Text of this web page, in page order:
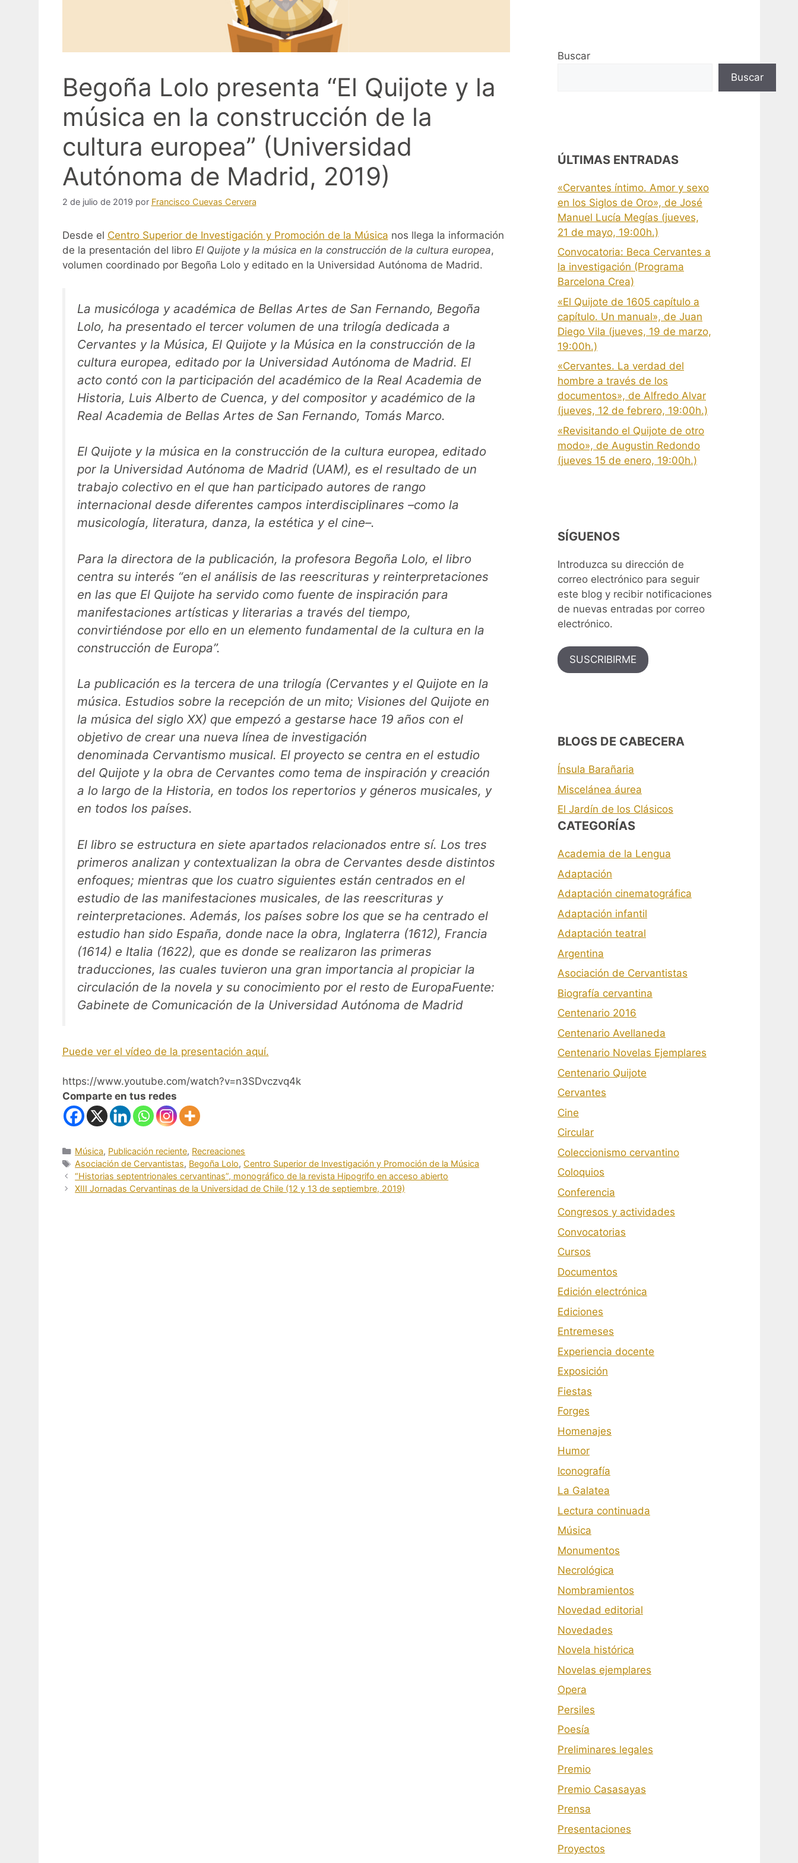
Begoña Lolo presenta “El Quijote y la
música en la construcción de la
cultura europea” (Universidad
Autónoma de Madrid, 2019)
2 de julio de 2019 por Francisco Cuevas Cervera
Desde el Centro Superior de Investigación y Promoción de la Música nos llega la información
de la presentación del libro El Quijote y la música en la construcción de la cultura europea,
volumen coordinado por Begoña Lolo y editado en la Universidad Autónoma de Madrid.
La musicóloga y académica de Bellas Artes de San Fernando, Begoña
Lolo, ha presentado el tercer volumen de una trilogía dedicada a
Cervantes y la Música, El Quijote y la Música en la construcción de la
cultura europea, editado por la Universidad Autónoma de Madrid. El
acto contó con la participación del académico de la Real Academia de
Historia, Luis Alberto de Cuenca, y del compositor y académico de la
Real Academia de Bellas Artes de San Fernando, Tomás Marco.
El Quijote y la música en la construcción de la cultura europea, editado
por la Universidad Autónoma de Madrid (UAM), es el resultado de un
trabajo colectivo en el que han participado autores de rango
internacional desde diferentes campos interdisciplinares –como la
musicología, literatura, danza, la estética y el cine–.
Para la directora de la publicación, la profesora Begoña Lolo, el libro
centra su interés “en el análisis de las reescrituras y reinterpretaciones
en las que El Quijote ha servido como fuente de inspiración para
manifestaciones artísticas y literarias a través del tiempo,
convirtiéndose por ello en un elemento fundamental de la cultura en la
construcción de Europa”.
La publicación es la tercera de una trilogía (Cervantes y el Quijote en la
música. Estudios sobre la recepción de un mito; Visiones del Quijote en
la música del siglo XX) que empezó a gestarse hace 19 años con el
objetivo de crear una nueva línea de investigación
denominada Cervantismo musical. El proyecto se centra en el estudio
del Quijote y la obra de Cervantes como tema de inspiración y creación
a lo largo de la Historia, en todos los repertorios y géneros musicales, y
en todos los países.
El libro se estructura en siete apartados relacionados entre sí. Los tres
primeros analizan y contextualizan la obra de Cervantes desde distintos
enfoques; mientras que los cuatro siguientes están centrados en el
estudio de las manifestaciones musicales, de las reescrituras y
reinterpretaciones. Además, los países sobre los que se ha centrado el
estudio han sido España, donde nace la obra, Inglaterra (1612), Francia
(1614) e Italia (1622), que es donde se realizaron las primeras
traducciones, las cuales tuvieron una gran importancia al propiciar la
circulación de la novela y su conocimiento por el resto de EuropaFuente:
Gabinete de Comunicación de la Universidad Autónoma de Madrid
Puede ver el vídeo de la presentación aquí.
https://www.youtube.com/watch?v=n3SDvczvq4k
Comparte en tus redes
Categorías
Música, Publicación reciente, Recreaciones
Etiquetas
Asociación de Cervantistas, Begoña Lolo, Centro Superior de Investigación y Promoción de la Música
“Historias septentrionales cervantinas”, monográfico de la revista Hipogrifo en acceso abierto
XIII Jornadas Cervantinas de la Universidad de Chile (12 y 13 de septiembre, 2019)
Buscar
Buscar
ÚLTIMAS ENTRADAS
«Cervantes íntimo. Amor y sexo
en los Siglos de Oro», de José
Manuel Lucía Megías (jueves,
21 de mayo, 19:00h.)
Convocatoria: Beca Cervantes a
la investigación (Programa
Barcelona Crea)
«El Quijote de 1605 capítulo a
capítulo. Un manual», de Juan
Diego Vila (jueves, 19 de marzo,
19:00h.)
«Cervantes. La verdad del
hombre a través de los
documentos», de Alfredo Alvar
(jueves, 12 de febrero, 19:00h.)
«Revisitando el Quijote de otro
modo», de Augustin Redondo
(jueves 15 de enero, 19:00h.)
SÍGUENOS
Introduzca su dirección de
correo electrónico para seguir
este blog y recibir notificaciones
de nuevas entradas por correo
electrónico.
SUSCRIBIRME
BLOGS DE CABECERA
Ínsula Barañaria
Miscelánea áurea
El Jardín de los Clásicos
CATEGORÍAS
Academia de la Lengua
Adaptación
Adaptación cinematográfica
Adaptación infantil
Adaptación teatral
Argentina
Asociación de Cervantistas
Biografía cervantina
Centenario 2016
Centenario Avellaneda
Centenario Novelas Ejemplares
Centenario Quijote
Cervantes
Cine
Circular
Coleccionismo cervantino
Coloquios
Conferencia
Congresos y actividades
Convocatorias
Cursos
Documentos
Edición electrónica
Ediciones
Entremeses
Experiencia docente
Exposición
Fiestas
Forges
Homenajes
Humor
Iconografía
La Galatea
Lectura continuada
Música
Monumentos
Necrológica
Nombramientos
Novedad editorial
Novedades
Novela histórica
Novelas ejemplares
Opera
Persiles
Poesía
Preliminares legales
Premio
Premio Casasayas
Prensa
Presentaciones
Proyectos